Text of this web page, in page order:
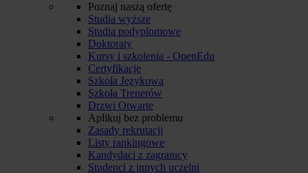
Poznaj naszą ofertę
Studia wyższe
Studia podyplomowe
Doktoraty
Kursy i szkolenia - OpenEdu
Certyfikacje
Szkoła Językowa
Szkoła Trenerów
Drzwi Otwarte
Aplikuj bez problemu
Zasady rekrutacji
Listy rankingowe
Kandydaci z zagranicy
Studenci z innych uczelni